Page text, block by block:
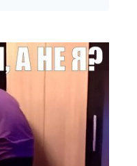
$SLOP он почти